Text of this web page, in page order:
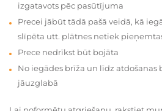
izgatavots pēc pasūtījuma
Precei jābūt tādā pašā veidā, kā
slīpēta utt. plātnes netiek
Prece nedrīkst būt bojāta
No iegādes brīža un līdz
jāuzglabā